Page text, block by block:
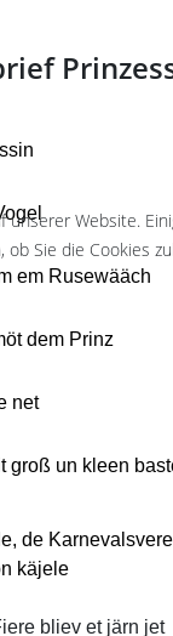
em Rusewääch
dem Prinz
net
groß un kleen
de
käjele
bliev et järn jet
unserer Website.
Sie die Cookies